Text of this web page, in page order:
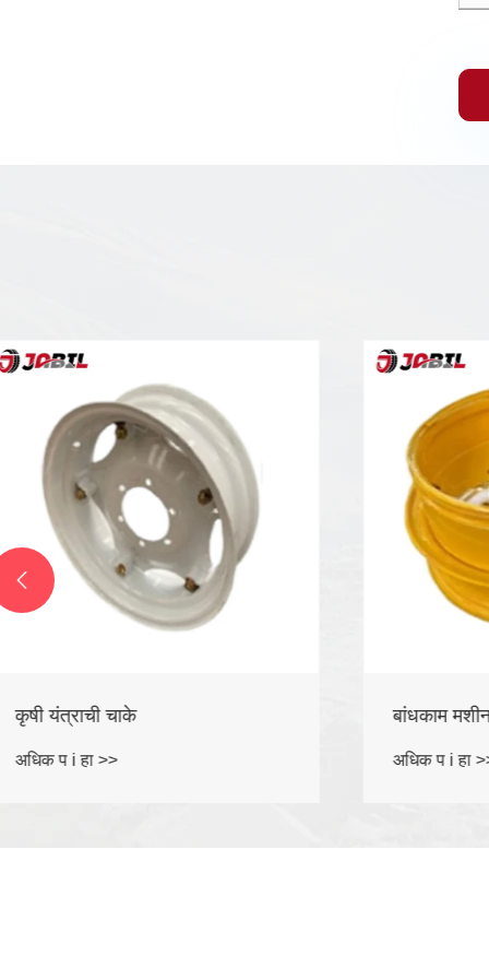
बांधकाम मशीनरी चाके
अधिक प i हा >>
बूम लिफ्ट
अधिक प i
